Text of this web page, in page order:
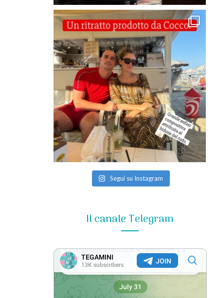
Segui su Instagram
Il canale Telegram